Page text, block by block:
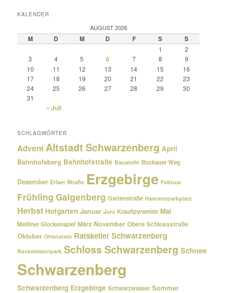
KALENDER
AUGUST 2026
M D M D F S S
1
2
3
4 5 6 7 8
9
10
11 12 13 14 15
16
17
18 19 20 21 22
23
24
25 26 27 28 29
30
31
« Juli
SCHLAGWÖRTER
Advent Altstadt Schwarzenberg April
Bahnhofsberg Bahnhofstraße Baustelle Bockauer Weg
Dezember Erlaer Straße Erzgebirge Februar
Frühling Galgenberg Gartenstraße Hammerparkplatz
Herbst Hofgarten Januar Juni Kraußpyramide Mai
Meißner Glockenspiel März November Obere Schlossstraße
Oktober Ottenstein Ratskeller Schwarzenberg
Rockelmannpark Schloss Schwarzenberg Schnee
Schwarzenberg
Schwarzenberg Erzgebirge Schwarzwasser Sommer